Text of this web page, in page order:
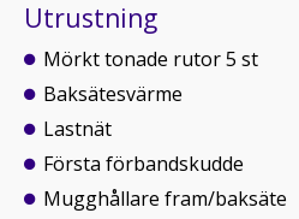
Utrustning
Mörkt tonade rutor 5 st
Baksätesvärme
Lastnät
Första förbandskudde
Mugghållare fram/baksäte